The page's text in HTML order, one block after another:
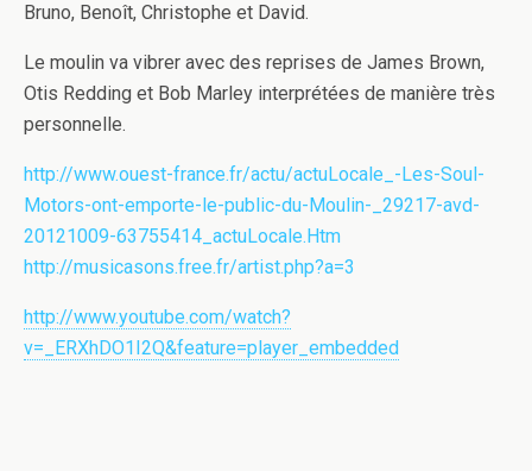
Bruno, Benoît, Christophe et David.
Le moulin va vibrer avec des reprises de James Brown,
Otis Redding et Bob Marley interprétées de manière très
personnelle.
http://www.ouest-france.fr/actu/actuLocale_-Les-Soul-
Motors-ont-emporte-le-public-du-Moulin-_29217-avd-
20121009-63755414_actuLocale.Htm
http://musicasons.free.fr/artist.php?a=3
http://www.youtube.com/watch?
v=_ERXhDO1I2Q&feature=player_embedded